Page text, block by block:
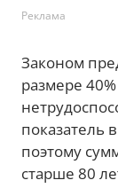
Реклама
Законом
размере
показатель
поэтому
старше 80